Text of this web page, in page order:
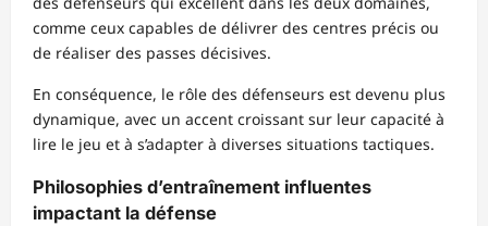
comme ceux capables de délivrer des centres précis ou
de réaliser des passes décisives.
En conséquence, le rôle des défenseurs est devenu plus
dynamique, avec un accent croissant sur leur capacité à
lire le jeu et à s’adapter à diverses situations tactiques.
Philosophies d’entraînement influentes
impactant la défense